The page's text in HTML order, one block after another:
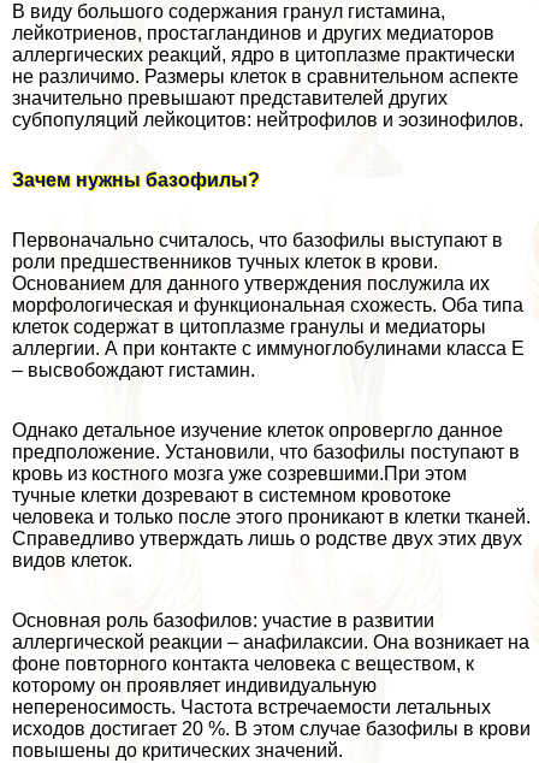
В виду большого содержания гранул гистамина,
лейкотриенов, простагландинов и других медиаторов
аллергических реакций, ядро в цитоплазме пpaктически
не различимо. Размеры клеток в сравнительном аспекте
значительно превышают представителей других
субпопуляций лейкоцитов: нейтрофилов и эозинофилов.
Зачем нужны базофилы?
Первоначально считалось, что базофилы выступают в
роли предшественников тучных клеток в крови.
Основанием для данного утверждения послужила их
морфологическая и функциональная схожесть. Оба типа
клеток содержат в цитоплазме гранулы и медиаторы
аллергии. А при контакте с иммуноглобулинами класса Е
– высвобождают гистамин.
Однако детальное изучение клеток опровергло данное
предположение. Установили, что базофилы поступают в
кровь из костного мозга уже созревшими.При этом
тучные клетки дозревают в системном кровотоке
человека и только после этого проникают в клетки тканей.
Справедливо утверждать лишь о родстве двух этих двух
видов клеток.
Основная роль базофилов: участие в развитии
аллергической реакции – анафилаксии. Она возникает на
фоне повторного контакта человека с веществом, к
которому он проявляет индивидуальную
непереносимость. Частота встречаемости летальных
исходов достигает 20 %. В этом случае базофилы в крови
повышены до критических значений.